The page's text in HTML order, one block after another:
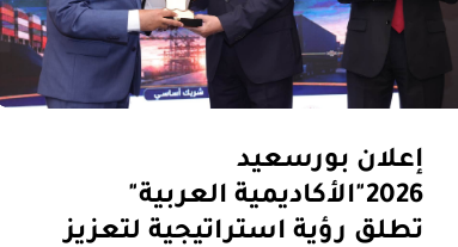
إعلان بورسعيد
2026"الأكاديمية العربية"
تطلق رؤية استراتيجية لتعزيز